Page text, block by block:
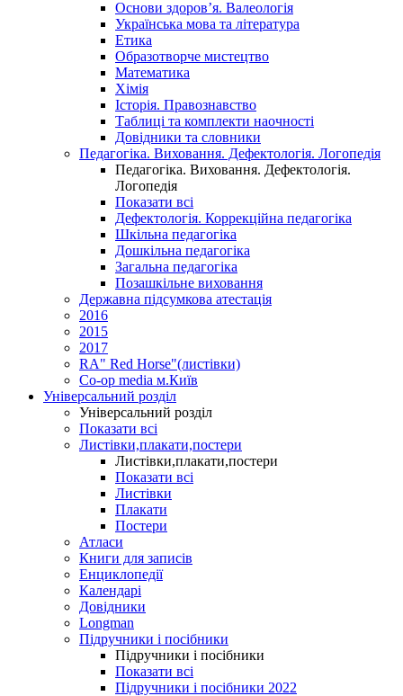
Основи здоров’я. Валеологія
Українська мова та література
Етика
Образотворче мистецтво
Математика
Хімія
Історія. Правознавство
Таблиці та комплекти наочності
Довідники та словники
Педагогіка. Виховання. Дефектологія. Логопедія
Педагогіка. Виховання. Дефектологія.
Логопедія
Показати всі
Дефектологія. Коррекційна педагогіка
Шкільна педагогіка
Дошкільна педагогіка
Загальна педагогіка
Позашкільне виховання
Державна підсумкова атестація
2016
2015
2017
RA" Red Horse"(листівки)
Co-op media м.Київ
Універсальний розділ
Універсальний розділ
Показати всі
Листівки,плакати,постери
Листівки,плакати,постери
Показати всі
Листівки
Плакати
Постери
Атласи
Книги для записів
Енциклопедії
Календарі
Довідники
Longman
Підручники і посібники
Підручники і посібники
Показати всі
Підручники і посібники 2022